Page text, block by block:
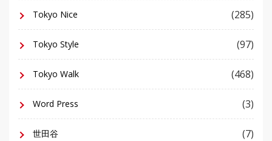
Tokyo Nice (285)
Tokyo Style (97)
Tokyo Walk (468)
Word Press (3)
世田谷 (7)